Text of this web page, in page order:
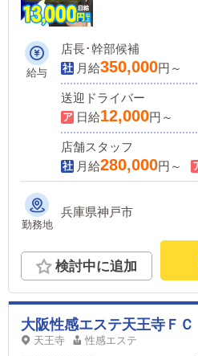
給与
店長･幹部候補
月給350,000円～
送迎ドライバー
日給12,000円～
店舗スタッフ
月給280,000円～
勤務地
兵庫県神戸市
検討中に追加
大阪性感エステ天王寺ＦＣ
天王寺 性感エステ